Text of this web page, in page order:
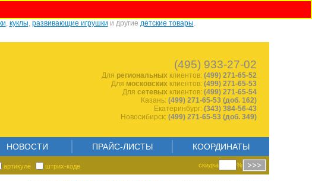
, куклы, развивающие игрушки и другие детские товары.
(495) 933-27-02
Для региональных клиентов: (499) 271-65-52
Для московских клиентов: (499) 271-65-53
Для сетевых клиентов: (499) 271-65-54
Казань: (499) 271-65-53 (доб. 162)
Екатеринбург: (343) 384-56-43
Новосибирск: (499) 271-65-53 (доб. 349)
НОВОСТИ ПРАЙС-ЛИСТЫ КООРДИНАТЫ
артикуле штрих-коде скидка %